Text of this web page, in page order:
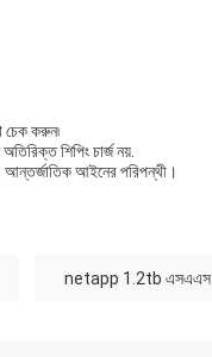
চেক করুন৷
শিপিং চার্জ নয়.
আন্তর্জাতিক আইনের পরিপন্থী।
netapp 1.2tb এসএএস